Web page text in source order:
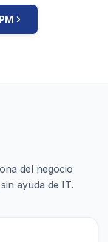
del negocio
ayuda de IT.